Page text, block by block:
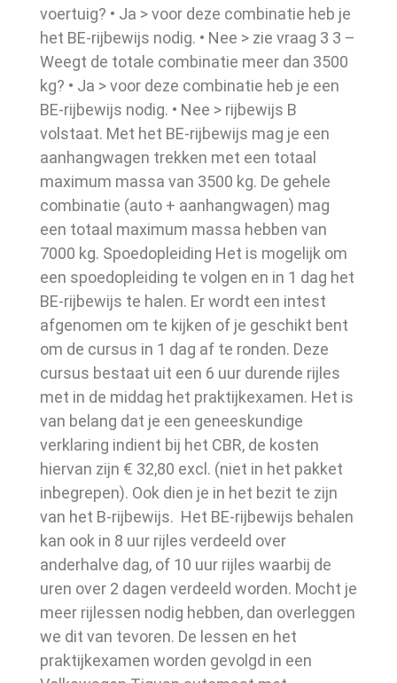
voertuig? • Ja > voor deze combinatie heb je
het BE-rijbewijs nodig. • Nee > zie vraag 3 3 –
Weegt de totale combinatie meer dan 3500
kg? • Ja > voor deze combinatie heb je een
BE-rijbewijs nodig. • Nee > rijbewijs B
volstaat. Met het BE-rijbewijs mag je een
aanhangwagen trekken met een totaal
maximum massa van 3500 kg. De gehele
combinatie (auto + aanhangwagen) mag
een totaal maximum massa hebben van
7000 kg. Spoedopleiding Het is mogelijk om
een spoedopleiding te volgen en in 1 dag het
BE-rijbewijs te halen. Er wordt een intest
afgenomen om te kijken of je geschikt bent
om de cursus in 1 dag af te ronden. Deze
cursus bestaat uit een 6 uur durende rijles
met in de middag het praktijkexamen. Het is
van belang dat je een geneeskundige
verklaring indient bij het CBR, de kosten
hiervan zijn € 32,80 excl. (niet in het pakket
inbegrepen). Ook dien je in het bezit te zijn
van het B-rijbewijs. Het BE-rijbewijs behalen
kan ook in 8 uur rijles verdeeld over
anderhalve dag, of 10 uur rijles waarbij de
uren over 2 dagen verdeeld worden. Mocht je
meer rijlessen nodig hebben, dan overleggen
we dit van tevoren. De lessen en het
praktijkexamen worden gevolgd in een